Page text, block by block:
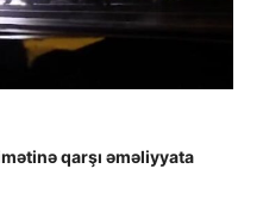
qarşı əməliyyata